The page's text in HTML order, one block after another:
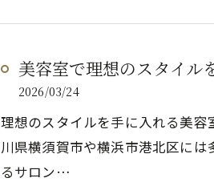
美容室で理想のスタイル
2026/03/24
理想のスタイルを手に入れる美
川県横須賀市や横浜市港北区に
るサロン…